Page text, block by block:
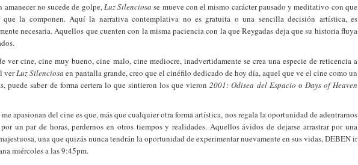
amanecer no sucede de golpe,Luz Silenciosa se mueve con el mismo carácter pausado y meditativo con que
que la componen. Aquí la narrativa contemplativa no es gratuita o una sencilla decisión artística, es
necesaria. Aquellos que cuenten con la misma paciencia con la que Reygadas deja que su historia fluya
ver cine, cine muy bueno, cine malo, cine mediocre, inadvertidamente se crea una especie de reticencia a
verLuz Silenciosa en pantalla grande, creo que el cinéfilo dedicado de hoy día, aquel que ve el cine como un
puede saber de forma certera lo que sintieron los que vieron2001: Odisea del Espacio o Days of Heaven
me apasionan del cine es que, más que cualquier otra forma artística, nos regala la oportunidad de adentrarnos
un par de horas, perdernos en otros tiempos y realidades. Aquellos ávidos de dejarse arrastrar por una
una que quizás nunca tendrán la oportunidad de experimentar nuevamente en sus vidas, DEBEN ir
miércoles a las 9:45pm.